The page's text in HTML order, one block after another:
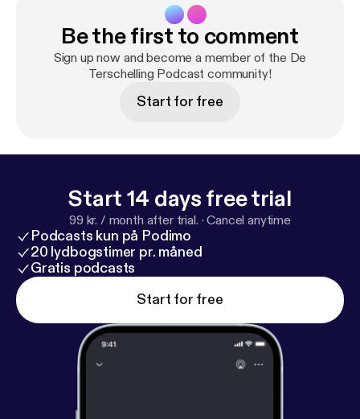
Be the first to comment
Sign up now and become a member of the De
Terschelling Podcast community!
Start for free
Start 14 days free trial
99 kr. / month after trial. ·Cancel anytime
Podcasts kun på Podimo
20 lydbogstimer pr. måned
Gratis podcasts
Start for free